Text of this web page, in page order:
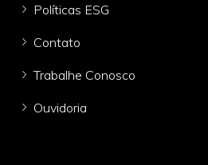
Políticas ESG
Contato
Trabalhe Conosco
Ouvidoria